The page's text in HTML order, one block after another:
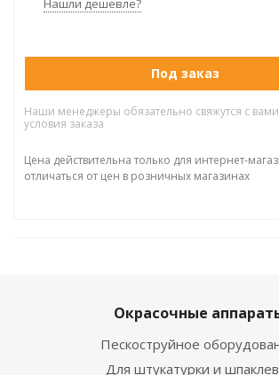
Нашли дешевле?
Под заказ
Наши менеджеры обязательно свяжутся с вами
условия заказа
Цена действительна только для интернет-
отличаться от цен в розничных магазинах
Окрасочные
Пескоструйное
Для штукатурки и